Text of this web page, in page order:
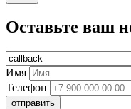
Оставьте ваш
Имя
Телефон
отправить